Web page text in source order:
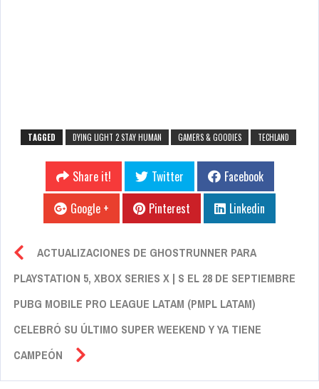
TAGGED DYING LIGHT 2 STAY HUMAN GAMERS & GOODIES TECHLAND
Share it! Twitter
Facebook
Google +
Pinterest Linkedin
ACTUALIZACIONES DE GHOSTRUNNER PARA
PLAYSTATION 5, XBOX SERIES X | S EL 28 DE SEPTIEMBRE
PUBG MOBILE PRO LEAGUE LATAM (PMPL LATAM)
CELEBRÓ SU ÚLTIMO SUPER WEEKEND Y YA TIENE
CAMPEÓN